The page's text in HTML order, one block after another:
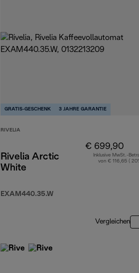
GRATIS-GESCHENK 3 JAHRE GARANTIE
RIVELIA
Rivelia Arctic
White
EXAM440.35.W
€ 699,90
Inklusive MwSt.-
von € 116,65 (
Vergleichen